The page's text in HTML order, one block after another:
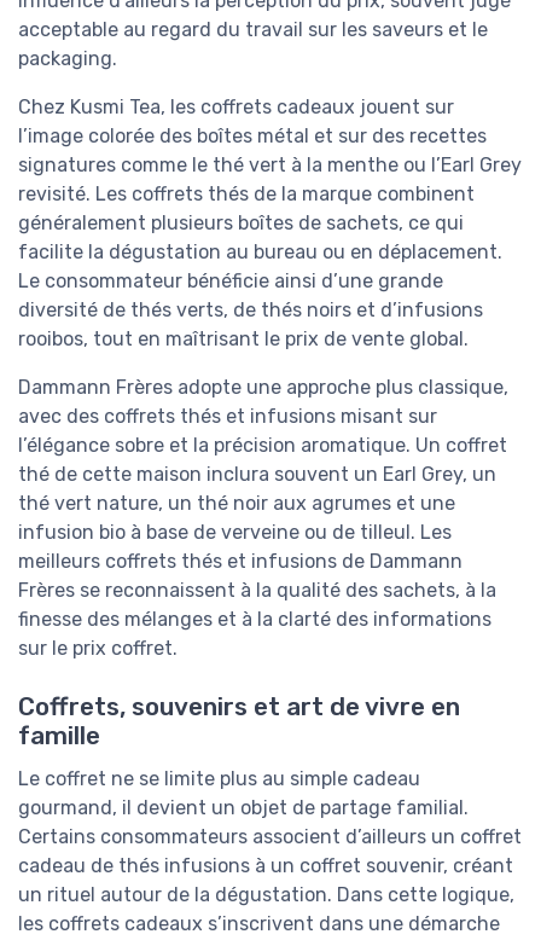
acceptable au regard du travail sur les saveurs et le
packaging.
Chez Kusmi Tea, les coffrets cadeaux jouent sur
l’image colorée des boîtes métal et sur des recettes
signatures comme le thé vert à la menthe ou l’Earl Grey
revisité. Les coffrets thés de la marque combinent
généralement plusieurs boîtes de sachets, ce qui
facilite la dégustation au bureau ou en déplacement.
Le consommateur bénéficie ainsi d’une grande
diversité de thés verts, de thés noirs et d’infusions
rooibos, tout en maîtrisant le prix de vente global.
Dammann Frères adopte une approche plus classique,
avec des coffrets thés et infusions misant sur
l’élégance sobre et la précision aromatique. Un coffret
thé de cette maison inclura souvent un Earl Grey, un
thé vert nature, un thé noir aux agrumes et une
infusion bio à base de verveine ou de tilleul. Les
meilleurs coffrets thés et infusions de Dammann
Frères se reconnaissent à la qualité des sachets, à la
finesse des mélanges et à la clarté des informations
sur le prix coffret.
Coffrets, souvenirs et art de vivre en
famille
Le coffret ne se limite plus au simple cadeau
gourmand, il devient un objet de partage familial.
Certains consommateurs associent d’ailleurs un coffret
cadeau de thés infusions à un coffret souvenir, créant
un rituel autour de la dégustation. Dans cette logique,
les coffrets cadeaux s’inscrivent dans une démarche